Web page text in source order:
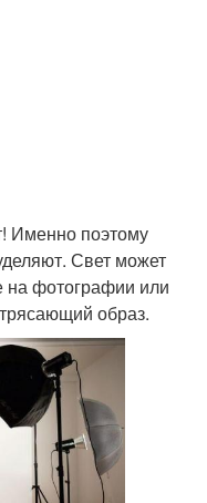
Именно поэтому
Свет может
на фотографии или
образ.